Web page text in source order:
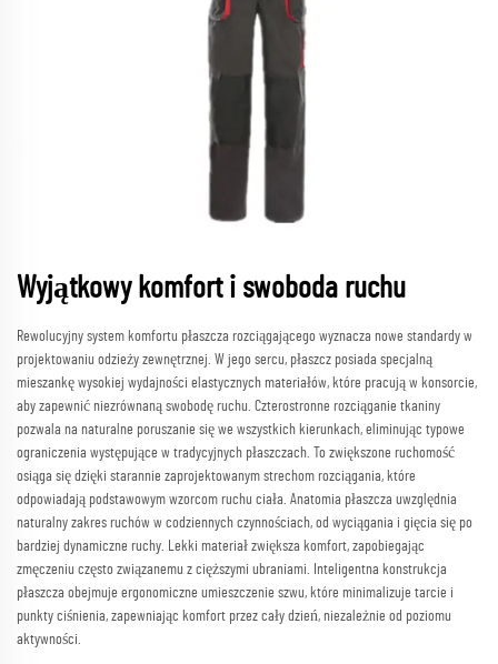
Wyjątkowy komfort i swoboda ruchu
Rewolucyjny system komfortu płaszcza rozciągającego wyznacza nowe standardy w
projektowaniu odzieży zewnętrznej. W jego sercu, płaszcz posiada specjalną
mieszankę wysokiej wydajności elastycznych materiałów, które pracują w konsorcie,
aby zapewnić niezrównaną swobodę ruchu. Czterostronne rozciąganie tkaniny
pozwala na naturalne poruszanie się we wszystkich kierunkach, eliminując typowe
ograniczenia występujące w tradycyjnych płaszczach. To zwiększone ruchomość
osiąga się dzięki starannie zaprojektowanym strechom rozciągania, które
odpowiadają podstawowym wzorcom ruchu ciała. Anatomia płaszcza uwzględnia
naturalny zakres ruchów w codziennych czynnościach, od wyciągania i gięcia się po
bardziej dynamiczne ruchy. Lekki materiał zwiększa komfort, zapobiegając
zmęczeniu często związanemu z cięższymi ubraniami. Inteligentna konstrukcja
płaszcza obejmuje ergonomiczne umieszczenie szwu, które minimalizuje tarcie i
punkty ciśnienia, zapewniając komfort przez cały dzień, niezależnie od poziomu
aktywności.